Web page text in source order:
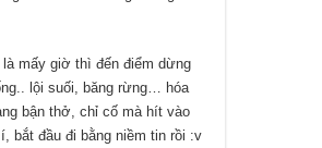
mấy giờ thì đến điểm dừng
lội suối, băng rừng… hóa
bận thở, chỉ cố mà hít vào
bắt đầu đi bằng niềm tin rồi :v